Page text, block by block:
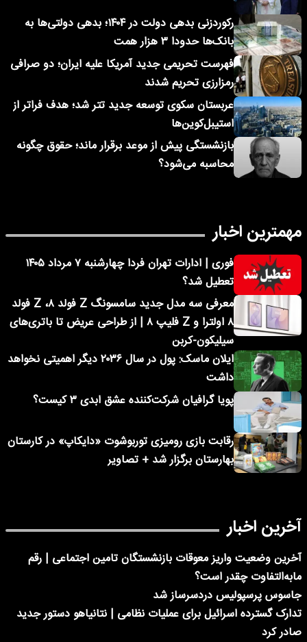
رکوردزنی بدهی دولت در ۱۴۰۴؛ بدهی دولتی‌ها به
بانک‌ها حدودا ۳ هزار همت
فهرست تحریمی جدید آمریکا علیه ایران؛ دو صرافی
رمزارزی تحریم شدند
عربستان سکوی توسعه جدید تتر شد؛ هدف فراتر از
استیبل‌کوین‌ها
بازنشستگی پیش از موعد برقرار ماند؛ حقوق چگونه
محاسبه می‌شود؟
مهمترین اخبار
فوری | ادارات تهران فردا چهارشنبه ۷ مرداد ۱۴۰۵
تعطیل شد؟
معرفی سه مدل جدید سامسونگ Z فولد ۸، Z فولد
۸ اولترا و Z فلیپ ۸ | از طراحی عریض تا باتری‌های
سیلیکون-کربن
ایلان ماسک: پول در سال ۲۰۳۶ دیگر اهمیتی نخواهد
داشت
پویا گرافیان شرکت‌کننده عشق ابدی ۳ کیست؟
رقابت بازی رومیزی توربوشوت «دایکاپ» در کارستان
بهارستان برگزار شد + تصاویر
آخرین اخبار
آخرین وضعیت واریز معوقات بازنشستگان تامین اجتماعی | رقم
مابه‌التفاوت چقدر است؟
جاسوس پرسپولیس دردسرساز شد
تدارک گسترده اسرائیل برای عملیات نظامی | نتانیاهو دستور جدید
صادر کرد